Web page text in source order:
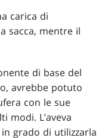
carica di
sacca, mentre il
di base del
avrebbe potuto
con le sue
modi. L’aveva
grado di utilizzarla